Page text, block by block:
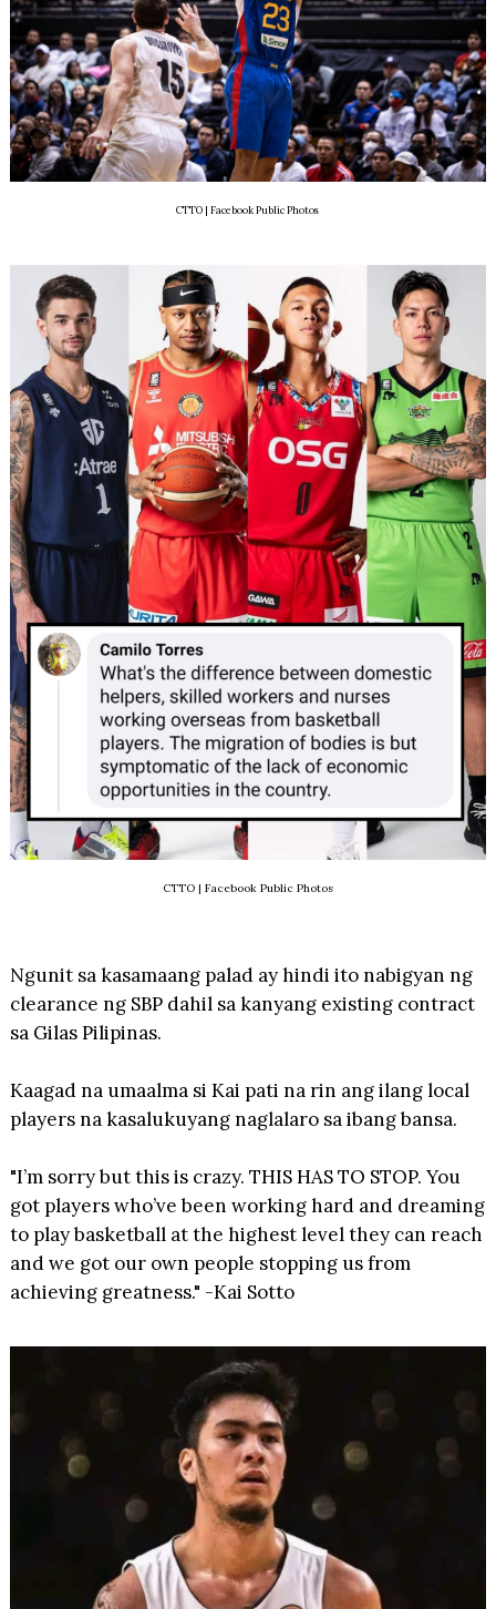
CTTO | Facebook Public Photos
CTTO | Facebook Public Photos
Ngunit sa kasamaang palad ay hindi ito nabigyan ng
clearance ng SBP dahil sa kanyang existing contract
sa Gilas Pilipinas.
Kaagad na umaalma si Kai pati na rin ang ilang local
players na kasalukuyang naglalaro sa ibang bansa.
"I’m sorry but this is crazy. THIS HAS TO STOP. You
got players who’ve been working hard and dreaming
to play basketball at the highest level they can reach
and we got our own people stopping us from
achieving greatness." -Kai Sotto